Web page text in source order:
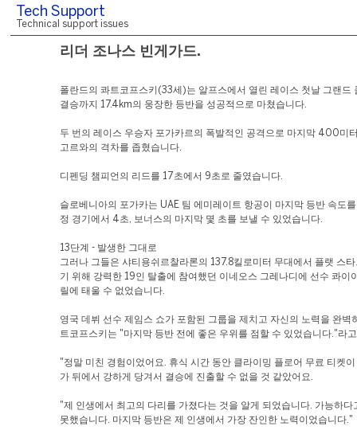
Tech Support
Technical support issues
리더 조나스 빈게가드.
폴란드의 콰트코프스키(33세)는 알프스에서 열린 레이스 첫날 그랜드
결승까지 17.4km의 웅장한 등반을 성공적으로 마쳤습니다.
두 번의 레이스 우승자 포가카르의 폭발적인 공격으로 마지막 400미
고르와의 격차를 좁혔습니다.
디펜딩 챔피언의 리드를 17초에서 9초로 줄였습니다.
슬로베니아의 포가카는 UAE 팀 에미레이트 항공이 마지막 등반 속도
정 경기에서 4초, 보너스의 마지막 몇 초를 보낼 수 있었습니다.
13단계 - 발생한 그대로
그러나 그들은 샤티용쉬르찰라론의 137.8킬로미터 무대에서 플랫 스
기 위해 강력한 19인 탈출에 참여했던 이네오스 그레나디에 선수 콰이
릴에 태울 수 없었습니다.
영국 데뷔 선수 제임스 쇼가 포함된 그룹을 제치고 자신의 노력을 완벽
트코프스키는 "마지막 등반 전에 좋은 우위를 점할 수 있었습니다."라
"정말 미친 경험이었어요. 휴식 시간 동안 클라이밍 플로어 무료 티켓
가 뒤에서 강하게 당겨서 결승에 진출할 수 없을 것 같았어요.
"제 인생에서 최고의 다리를 가졌다는 것을 알게 되었습니다. 가능하다
못했습니다. 마지막 등반은 제 인생에서 가장 잔인한 노력이었습니다."